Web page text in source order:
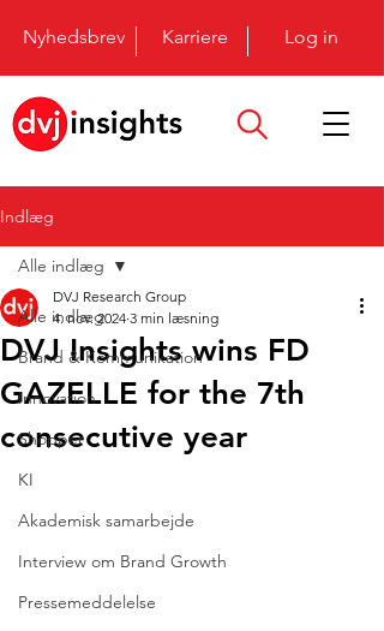
Nyhedsbrev Karriere Log in
Indlæg
Alle indlæg
Brand & Kommunikation
Innovation
Shopper
KI
Akademisk samarbejde
Interview om Brand Growth
Pressemeddelelse
Alle indlæg
DVJ Insights wins FD
GAZELLE for the 7th
consecutive year
DVJ Research Group
4. nov. 2024 3 min læsning